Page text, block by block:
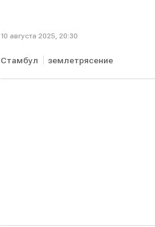
10 августа 2025, 20:30
Стамбул землетрясение